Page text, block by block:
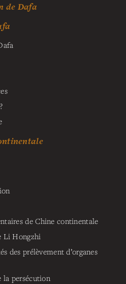
de Dafa
de Chine continentale
Li Hongzhi
des prélèvement d’organes
la persécution